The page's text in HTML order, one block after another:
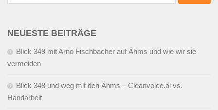
nach:
NEUESTE BEITRÄGE
Blick 349 mit Arno Fischbacher auf Ähms und wie wir sie
vermeiden
Blick 348 und weg mit den Ähms – Cleanvoice.ai vs.
Handarbeit